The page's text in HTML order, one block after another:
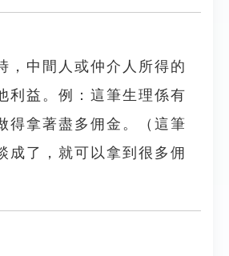
，中間人或仲介人所得的
利益。例：這筆生理係有
得拿著盡多佣金。（這筆
成了，就可以拿到很多佣